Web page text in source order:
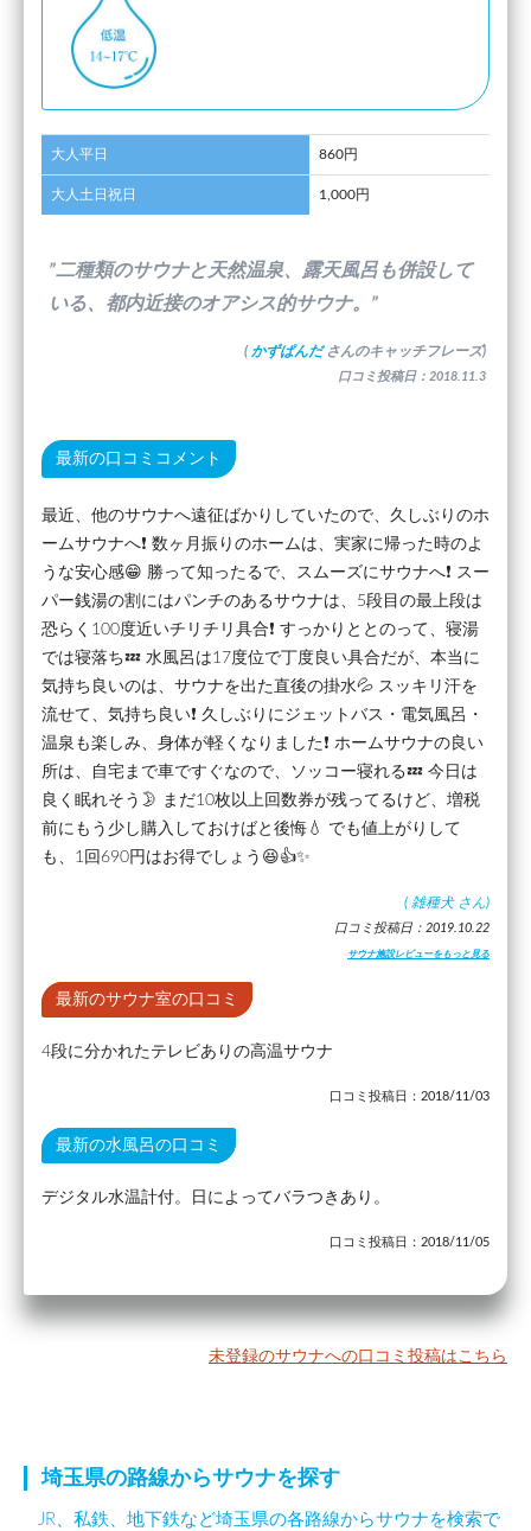
大人平日 860円
大人土日祝日 1,000円
”二種類のサウナと天然温泉、露天風呂も併設して
いる、都内近接のオアシス的サウナ。”
( かずぱんだ さんのキャッチフレーズ)
口コミ投稿日：2018.11.3
最新の口コミコメント
最近、他のサウナへ遠征ばかりしていたので、久しぶりのホ
ームサウナへ❗ 数ヶ月振りのホームは、実家に帰った時のよ
うな安心感😁 勝って知ったるで、スムーズにサウナへ❗ スー
パー銭湯の割にはパンチのあるサウナは、5段目の最上段は
恐らく100度近いチリチリ具合❗ すっかりととのって、寝湯
では寝落ち💤 水風呂は17度位で丁度良い具合だが、本当に
気持ち良いのは、サウナを出た直後の掛水💦 スッキリ汗を
流せて、気持ち良い❗ 久しぶりにジェットバス・電気風呂・
温泉も楽しみ、身体が軽くなりました❗ ホームサウナの良い
所は、自宅まで車ですぐなので、ソッコー寝れる💤 今日は
良く眠れそう🌛 まだ10枚以上回数券が残ってるけど、増税
前にもう少し購入しておけばと後悔💧 でも値上がりして
も、1回690円はお得でしょう😆👍✨
( 雑種犬 さん)
口コミ投稿日：2019.10.22
サウナ施設レビューをもっと見る
最新のサウナ室の口コミ
4段に分かれたテレビありの高温サウナ
口コミ投稿日：2018/11/03
最新の水風呂の口コミ
デジタル水温計付。日によってバラつきあり。
口コミ投稿日：2018/11/05
未登録のサウナへの口コミ投稿はこちら
埼玉県の路線からサウナを探す
JR、私鉄、地下鉄など埼玉県の各路線からサウナを検索で